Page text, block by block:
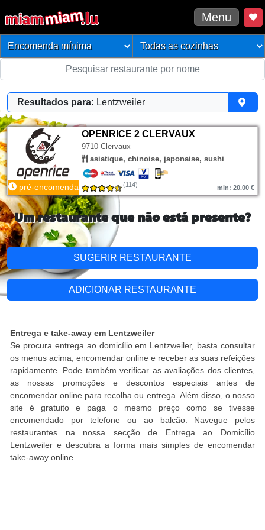
Menu
Resultados para: Lentzweiler
OPENRICE 2 CLERVAUX
9710 Clervaux
asiatique, chinoise, japonaise, sushi
pré-encomenda (114) min: 20.00 €
Um restaurante que não está presente?
SUGERIR RESTAURANTE
ADICIONAR RESTAURANTE
Entrega e take-away em Lentzweiler
Se procura entrega ao domicílio em Lentzweiler, basta consultar
os menus acima, encomendar online e receber as suas refeições
rapidamente. Pode também verificar as avaliações dos clientes,
as nossas promoções e descontos especiais antes de
encomendar online para recolha ou entrega. Além disso, o nosso
site é gratuito e paga o mesmo preço como se tivesse
encomendado por telefone ou ao balcão. Navegue pelos
restaurantes na nossa secção de Entrega ao Domicílio
Lentzweiler e descubra a forma mais simples de encomendar
take-away online.